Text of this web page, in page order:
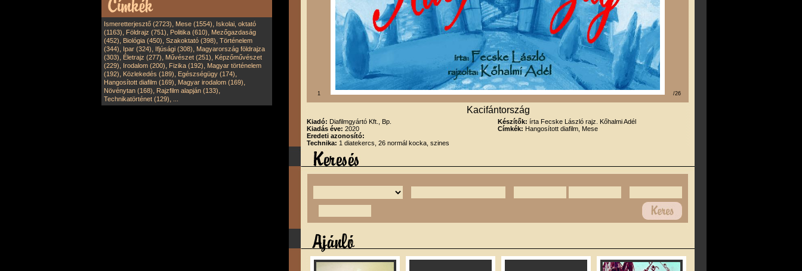
Ismeretterjesztő (2723), Mese (1554), Iskolai, oktató
(1163), Földrajz (751), Politika (610), Mezőgazdaság
(452), Biológia (450), Szakoktató (398), Történelem
(344), Ipar (324), Ifjúsági (308), Magyarország földrajza
(303), Életrajz (277), Művészet (251), Képzőművészet
(229), Irodalom (200), Fizika (192), Magyar történelem
(192), Közlekedés (189), Egészségügy (174),
Hangosított diafilm (169), Magyar irodalom (169),
Növénytan (168), Rajzfilm alapján (133),
Technikatörténet (129),
1 /26
Kacifántország
Kiadó: Diafilmgyártó Kft., Bp.
Kiadás éve: 2020
Eredeti azonosító:
Technika: 1 diatekercs, 26 normál kocka, szines
Készítők: írta Fecske László rajz. Kőhalmi Adél
Címkék: Hangosított diafilm, Mese